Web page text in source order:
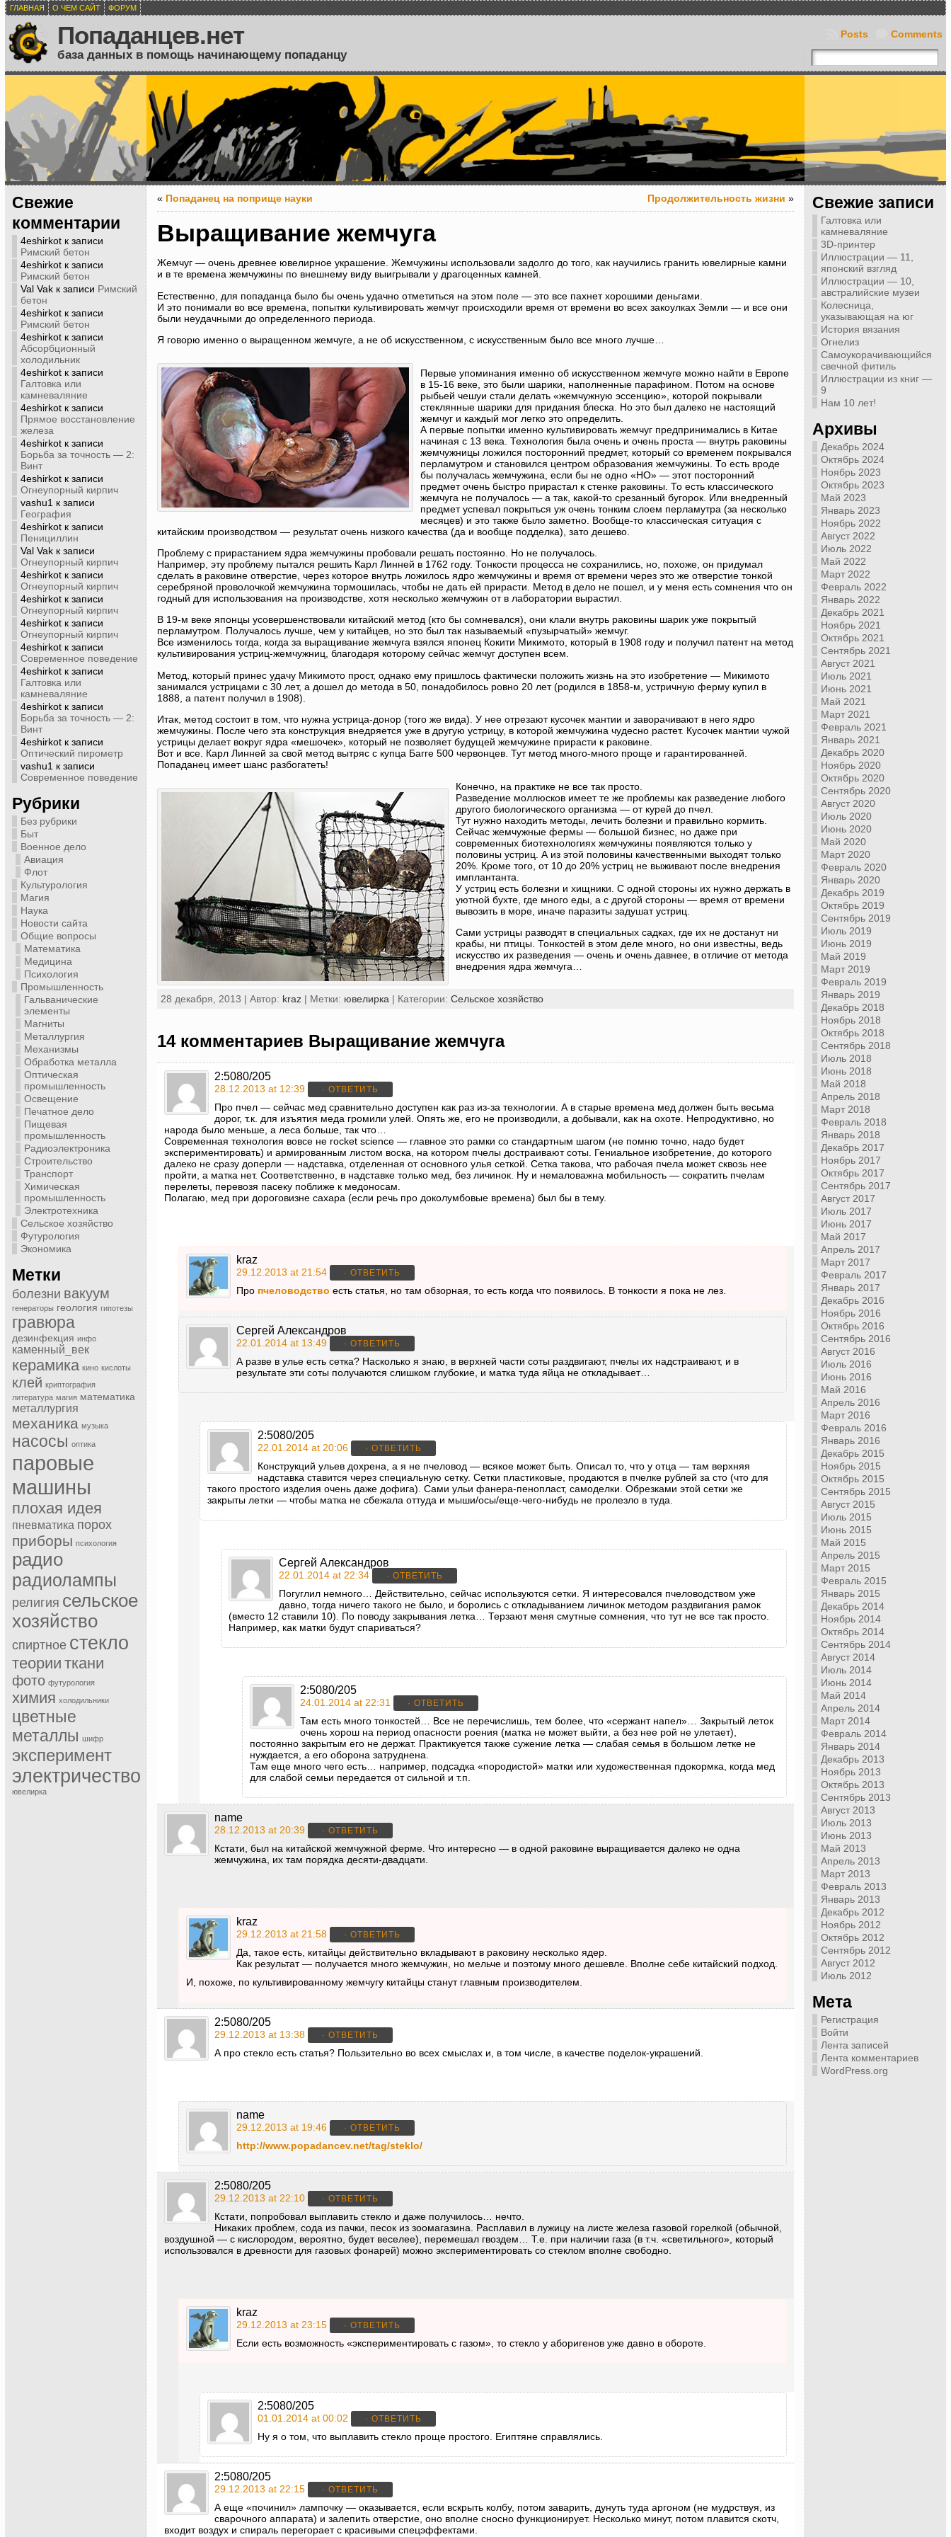
ГЛАВНАЯ О ЧЕМ САЙТ ФОРУМ
Попаданцев.нет
база данных в помощь начинающему попаданцу
Comments
Posts
Свежие
комментарии
4eshirkotк записи
Римский бетон
4eshirkotк записи
Римский бетон
Val Vakк записи Римский
бетон
4eshirkotк записи
Римский бетон
4eshirkotк записи
Абсорбционный
холодильник
4eshirkotк записи
Галтовка или
камневаляние
4eshirkotк записи
Прямое восстановление
железа
4eshirkotк записи
Борьба за точность — 2:
Винт
4eshirkotк записи
Огнеупорный кирпич
vashu1 к записи
География
4eshirkotк записи
Пенициллин
Val Vakк записи
Огнеупорный кирпич
4eshirkotк записи
Огнеупорный кирпич
4eshirkotк записи
Огнеупорный кирпич
4eshirkotк записи
Огнеупорный кирпич
4eshirkotк записи
Современное поведение
4eshirkotк записи
Галтовка или
камневаляние
4eshirkotк записи
Борьба за точность — 2:
Винт
4eshirkotк записи
Оптический пирометр
vashu1 к записи
Современное поведение
Рубрики
Без рубрики
Быт
Военное дело
Авиация
Флот
Культурология
Магия
Наука
Новости сайта
Общие вопросы
Математика
Медицина
Психология
Промышленность
Гальванические
элементы
Магниты
Металлургия
Механизмы
Обработка металла
Оптическая
промышленность
Освещение
Печатное дело
Пищевая
промышленность
Радиоэлектроника
Строительство
Транспорт
Химическая
промышленность
Электротехника
Сельское хозяйство
Футурология
Экономика
Метки
болезни вакуум
генераторы геология гипотезы
гравюра
дезинфекция инфо
каменный_век
керамика кино кислоты
клей криптография
литература магия математика
металлургия
механика музыка
насосы оптика
паровые
машины
плохая идея
пневматика порох
приборы психология
радио
радиолампы
религия сельское
хозяйство
спиртное стекло
теории ткани
фото футурология
химия холодильники
цветные
металлы шифр
эксперимент
электричество
ювелирка
« Попаданец на поприще науки Продолжительность жизни »
Выращивание жемчуга
Жемчуг — очень древнее ювелирное украшение. Жемчужины использовали задолго до того, как научились гранить ювелирные камни
и в те времена жемчужины по внешнему виду выигрывали у драгоценных камней.
Естественно, для попаданца было бы очень удачно отметиться на этом поле — это все пахнет хорошими деньгами.
И это понимали во все времена, попытки культивировать жемчуг происходили время от времени во всех закоулках Земли — и все они
были неудачными до определенного периода.
Я говорю именно о выращенном жемчуге, а не об искусственном, с искусственным было все много лучше…
Первые упоминания именно об искусственном жемчуге можно найти в Европе
в 15-16 веке, это были шарики, наполненные парафином. Потом на основе
рыбьей чешуи стали делать «жемчужную эссенцию», которой покрывали
стеклянные шарики для придания блеска. Но это был далеко не настоящий
жемчуг и каждый мог легко это определить.
А первые попытки именно культивировать жемчуг предпринимались в Китае
начиная с 13 века. Технология была очень и очень проста — внутрь раковины
жемчужницы ложился посторонний предмет, который со временем покрывался
перламутром и становился центром образования жемчужины. То есть вроде
бы получалась жемчужина, если бы не одно «НО» — этот посторонний
предмет очень быстро прирастал к стенке раковины. То есть классического
жемчуга не получалось — а так, какой-то срезанный бугорок. Или внедренный
предмет успевал покрыться уж очень тонким слоем перламутра (за несколько
месяцев) и это также было заметно. Вообще-то классическая ситуация с
китайским производством — результат очень низкого качества (да и вообще подделка), зато дешево.
Проблему с прирастанием ядра жемчужины пробовали решать постоянно. Но не получалось.
Например, эту проблему пытался решить Карл Линней в 1762 году. Тонкости процесса не сохранились, но, похоже, он придумал
сделать в раковине отверстие, через которое внутрь ложилось ядро жемчужины и время от времени через это же отверстие тонкой
серебряной проволочкой жемчужина тормошилась, чтобы не дать ей прирасти. Метод в дело не пошел, и у меня есть сомнения что он
годный для использования на производстве, хотя несколько жемчужин от в лаборатории вырастил.
В 19-м веке японцы усовершенствовали китайский метод (кто бы сомневался), они клали внутрь раковины шарик уже покрытый
перламутром. Получалось лучше, чем у китайцев, но это был так называемый «пузырчатый» жемчуг.
Все изменилось тогда, когда за выращивание жемчуга взялся японец Кокити Микимото, который в 1908 году и получил патент на метод
культивирования устриц-жемчужниц, благодаря которому сейчас жемчуг доступен всем.
Метод, который принес удачу Микимото прост, однако ему пришлось фактически положить жизнь на это изобретение — Микимото
занимался устрицами с 30 лет, а дошел до метода в 50, понадобилось ровно 20 лет (родился в 1858-м, устричную ферму купил в
1888, а патент получил в 1908).
Итак, метод состоит в том, что нужна устрица-донор (того же вида). У нее отрезают кусочек мантии и заворачивают в него ядро
жемчужины. После чего эта конструкция внедряется уже в другую устрицу, в которой жемчужина чудесно растет. Кусочек мантии чужой
устрицы делает вокруг ядра «мешочек», который не позволяет будущей жемчужине прирасти к раковине.
Вот и все. Карл Линней за свой метод вытряс с купца Багге 500 червонцев. Тут метод много-много проще и гарантированней.
Попаданец имеет шанс разбогатеть!
Конечно, на практике не все так просто.
Разведение моллюсков имеет те же проблемы как разведение любого
другого биологического организма — от курей до пчел.
Тут нужно находить методы, лечить болезни и правильно кормить.
Сейчас жемчужные фермы — большой бизнес, но даже при
современных биотехнологиях жемчужины появляются только у
половины устриц. А из этой половины качественными выходят только
20%. Кроме того, от 10 до 20% устриц не выживают после внедрения
имплантанта.
У устриц есть болезни и хищники. С одной стороны их нужно держать в
уютной бухте, где много еды, а с другой стороны — время от времени
вывозить в море, иначе паразиты задушат устриц.
Сами устрицы разводят в специальных садках, где их не достанут ни
крабы, ни птицы. Тонкостей в этом деле много, но они известны, ведь
искусство их разведения — очень и очень давнее, в отличие от метода
внедрения ядра жемчуга…
28 декабря, 2013 | Автор: kraz| Метки: ювелирка | Категории: Сельское хозяйство
14 комментариев Выращивание жемчуга
2:5080/205
28.12.2013 at 12:39 · ОТВЕТИТЬ
Про пчел — сейчас мед сравнительно доступен как раз из-за технологии. А в старые времена мед должен быть весьма
дорог, т.к. для изъятия меда громили улей. Опять же, его не производили, а добывали, как на охоте. Непродуктивно, но
народа было меньше, а леса больше, так что…
Современная технология вовсе не rocket science — главное это рамки со стандартным шагом (не помню точно, надо будет
экспериментировать) и армированным листом воска, на котором пчелы достраивают соты. Гениальное изобретение, до которого
далеко не сразу доперли — надставка, отделенная от основного улья сеткой. Сетка такова, что рабочая пчела может сквозь нее
пройти, а матка нет. Соответственно, в надставке только мед, без личинок. Ну и немаловажна мобильность — сократить пчелам
перелеты, перевозя пасеку поближе к медоносам.
Полагаю, мед при дороговизне сахара (если речь про доколумбовые времена) был бы в тему.
kraz
29.12.2013 at 21:54 · ОТВЕТИТЬ
Про пчеловодство есть статья, но там обзорная, то есть когда что появилось. В тонкости я пока не лез.
Сергей Александров
22.01.2014 at 13:49 · ОТВЕТИТЬ
А разве в улье есть сетка? Насколько я знаю, в верхней части соты раздвигают, пчелы их надстраивают, и в
результате эти соты получаются слишком глубокие, и матка туда яйца не откладывает…
2:5080/205
22.01.2014 at 20:06 · ОТВЕТИТЬ
Конструкций ульев дохрена, а я не пчеловод — всякое может быть. Описал то, что у отца — там верхняя
надставка ставится через специальную сетку. Сетки пластиковые, продаются в пчелке рублей за сто (что для
такого простого изделия очень даже дофига). Сами ульи фанера-пенопласт, самоделки. Обрезками этой сетки же
закрыты летки — чтобы матка не сбежала оттуда и мыши/осы/еще-чего-нибудь не пролезло в туда.
Сергей Александров
22.01.2014 at 22:34 · ОТВЕТИТЬ
Погуглил немного… Действительно, сейчас используются сетки. Я интересовался пчеловодством уже
давно, тогда ничего такого не было, и боролись с откладыванием личинок методом раздвигания рамок
(вместо 12 ставили 10). По поводу закрывания летка… Терзают меня смутные сомнения, что тут не все так просто.
Например, как матки будут спариваться?
2:5080/205
24.01.2014 at 22:31 · ОТВЕТИТЬ
Там есть много тонкостей… Все не перечислишь, тем более, что «сержант напел»… Закрытый леток
очень хорош на период опасности роения (матка не может выйти, а без нее рой не улетает),
постоянно закрытым его не держат. Практикуется также сужение летка — слабая семья в большом летке не
нуждается, а его оборона затруднена.
Там еще много чего есть… например, подсадка «породистой» матки или художественная пдокормка, когда мед
для слабой семьи передается от сильной и т.п.
name
28.12.2013 at 20:39 · ОТВЕТИТЬ
Кстати, был на китайской жемчужной ферме. Что интересно — в одной раковине выращивается далеко не одна
жемчужина, их там порядка десяти-двадцати.
kraz
29.12.2013 at 21:58 · ОТВЕТИТЬ
Да, такое есть, китайцы действительно вкладывают в раковину несколько ядер.
Как результат — получается много жемчужин, но мельче и поэтому много дешевле. Вполне себе китайский подход.
И, похоже, по культивированному жемчугу китайцы станут главным производителем.
2:5080/205
29.12.2013 at 13:38 · ОТВЕТИТЬ
А про стекло есть статья? Пользительно во всех смыслах и, в том числе, в качестве поделок-украшений.
name
29.12.2013 at 19:46 · ОТВЕТИТЬ
http://www.popadancev.net/tag/steklo/
2:5080/205
29.12.2013 at 22:10 · ОТВЕТИТЬ
Кстати, попробовал выплавить стекло и даже получилось… нечто.
Никаких проблем, сода из пачки, песок из зоомагазина. Расплавил в лужицу на листе железа газовой горелкой (обычной,
воздушной — с кислородом, вероятно, будет веселее), перемешал гвоздем… Т.е. при наличии газа (в т.ч. «светильного», который
использовался в древности для газовых фонарей) можно экспериментировать со стеклом вполне свободно.
kraz
29.12.2013 at 23:15 · ОТВЕТИТЬ
Если есть возможность «экспериментировать с газом», то стекло у аборигенов уже давно в обороте.
2:5080/205
01.01.2014 at 00:02 · ОТВЕТИТЬ
Ну я о том, что выплавить стекло проще простого. Египтяне справлялись.
2:5080/205
29.12.2013 at 22:15 · ОТВЕТИТЬ
А еще «починил» лампочку — оказывается, если вскрыть колбу, потом заварить, дунуть туда аргоном (не мудрствуя, из
сварочного аппарата) и залепить отверстие, оно вполне сносно функционирует. Несколько минут, потом плавится скотч,
входит воздух и спираль перегорает с красивыми спецэффектами.
Свежие записи
Галтовка или
камневаляние
3D-принтер
Иллюстрации — 11,
японский взгляд
Иллюстрации — 10,
австралийские музеи
Колесница,
указывающая на юг
История вязания
Огнелиз
Самоукорачивающийся
свечной фитиль
Иллюстрации из книг —
9
Нам 10 лет!
Архивы
Декабрь 2024
Октябрь 2024
Ноябрь 2023
Октябрь 2023
Май 2023
Январь 2023
Ноябрь 2022
Август 2022
Июль 2022
Май 2022
Март 2022
Февраль 2022
Январь 2022
Декабрь 2021
Ноябрь 2021
Октябрь 2021
Сентябрь 2021
Август 2021
Июль 2021
Июнь 2021
Май 2021
Март 2021
Февраль 2021
Январь 2021
Декабрь 2020
Ноябрь 2020
Октябрь 2020
Сентябрь 2020
Август 2020
Июль 2020
Июнь 2020
Май 2020
Март 2020
Февраль 2020
Январь 2020
Декабрь 2019
Октябрь 2019
Сентябрь 2019
Июль 2019
Июнь 2019
Май 2019
Март 2019
Февраль 2019
Январь 2019
Декабрь 2018
Ноябрь 2018
Октябрь 2018
Сентябрь 2018
Июль 2018
Июнь 2018
Май 2018
Апрель 2018
Март 2018
Февраль 2018
Январь 2018
Декабрь 2017
Ноябрь 2017
Октябрь 2017
Сентябрь 2017
Август 2017
Июль 2017
Июнь 2017
Май 2017
Апрель 2017
Март 2017
Февраль 2017
Январь 2017
Декабрь 2016
Ноябрь 2016
Октябрь 2016
Сентябрь 2016
Август 2016
Июль 2016
Июнь 2016
Май 2016
Апрель 2016
Март 2016
Февраль 2016
Январь 2016
Декабрь 2015
Ноябрь 2015
Октябрь 2015
Сентябрь 2015
Август 2015
Июль 2015
Июнь 2015
Май 2015
Апрель 2015
Март 2015
Февраль 2015
Январь 2015
Декабрь 2014
Ноябрь 2014
Октябрь 2014
Сентябрь 2014
Август 2014
Июль 2014
Июнь 2014
Май 2014
Апрель 2014
Март 2014
Февраль 2014
Январь 2014
Декабрь 2013
Ноябрь 2013
Октябрь 2013
Сентябрь 2013
Август 2013
Июль 2013
Июнь 2013
Май 2013
Апрель 2013
Март 2013
Февраль 2013
Январь 2013
Декабрь 2012
Ноябрь 2012
Октябрь 2012
Сентябрь 2012
Август 2012
Июль 2012
Мета
Регистрация
Войти
Лента записей
Лента комментариев
WordPress.org